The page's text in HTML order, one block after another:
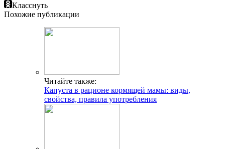
Класснуть
Похожие публикации
Читайте также:
Капуста в рационе кормящей мамы: виды,
свойства, правила употребления